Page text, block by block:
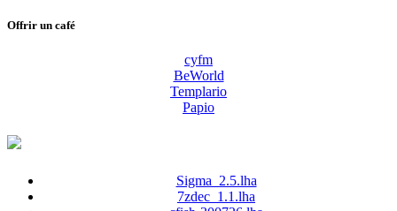
Offrir un café
cyfm
BeWorld
Templario
Papio
Sigma_2.5.lha
7zdec_1.1.lha